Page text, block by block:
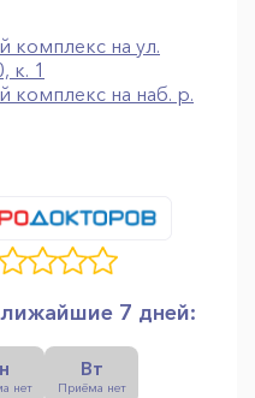
комплекс на ул.
к. 1
комплекс на наб. р.
7 дней:
нет
Вт
Приёма нет